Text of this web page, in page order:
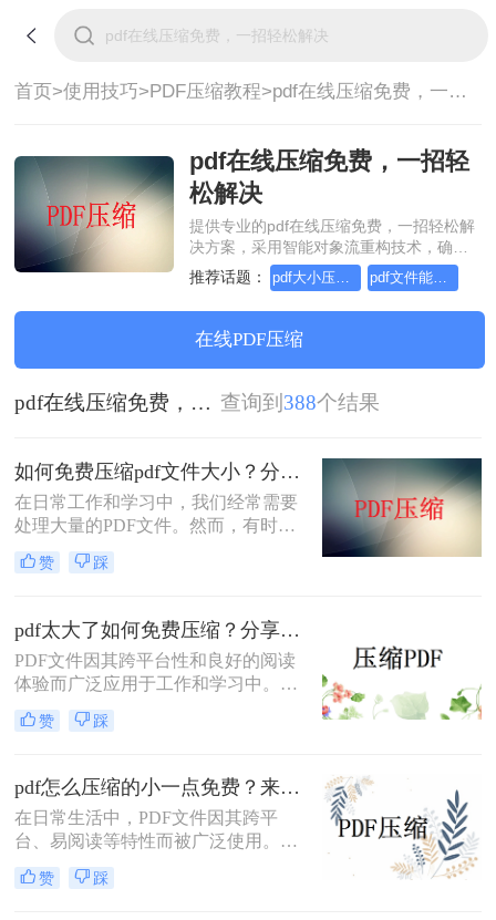
首页>使用技巧>PDF压缩教程> pdf在线压缩免费，一招轻松解决
pdf在线压缩免费，一招轻
松解决
提供专业的pdf在线压缩免费，一招轻松解
决方案，采用智能对象流重构技术，确保
文档1:1高保真还原且排版不乱码。支持一
键批量处理，全链路 SSL 加密保障隐私安
全。助您快速实现pdf在线压缩免费，一招
轻松解决，无需安装，高效办公。
推荐话题： pdf大小压缩，实用方法不要错过
在线PDF压缩
pdf在线压缩免费，一招轻松解决 查询到 388个结果
如何免费压缩pdf文件大小？分享二个实用压缩方法！
在日常工作和学习中，我们经常需要
处理大量的PDF文件。然而，有时候
PDF文件过大，不仅占用存储空间，
还会影响上传和分享的速度。为了解
文将介绍两种免费压缩PDF文件大小
的方法。
赞 踩
pdf太大了如何免费压缩？分享二种压缩方法！
PDF文件因其跨平台性和良好的阅读
体验而广泛应用于工作和学习中。然
而，有时PDF文件体积过大，不仅占
用存储空间，还会影响传输速度。那
介绍两种免费压缩PDF文件的方法。
赞 踩
pdf怎么压缩的小一点免费？来试试这二种压缩方法！
在日常生活中，PDF文件因其跨平
台、易阅读等特性而被广泛使用。然
而，当PDF文件体积过大时，会给存
储和传输带来诸多不便。那么pdf怎么
赞 踩